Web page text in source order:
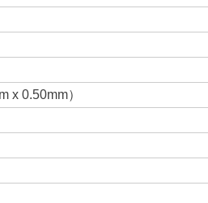
x 0.50mm）